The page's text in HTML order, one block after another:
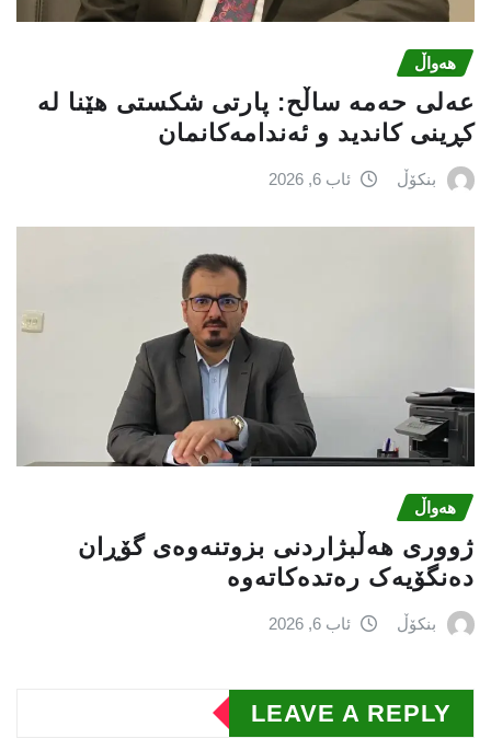
هەواڵ
عه‌لی‌ حه‌مه‌ ساڵح: پارتی‌ شكستی‌ هێنا له‌
كڕینی‌ كاندید و ئه‌ندامه‌كانمان
بنکۆڵ ئاب 6, 2026
هەواڵ
ژووری هەڵبژاردنی بزوتنەوەى گۆڕان
دەنگۆیەک رەتدەکاتەوە
بنکۆڵ ئاب 6, 2026
LEAVE A REPLY